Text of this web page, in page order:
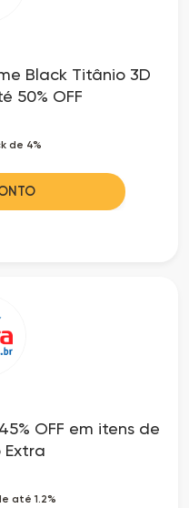
Black Titânio 3D
50% OFF
de 4%
OFF em itens de
Extra
até 1.2%